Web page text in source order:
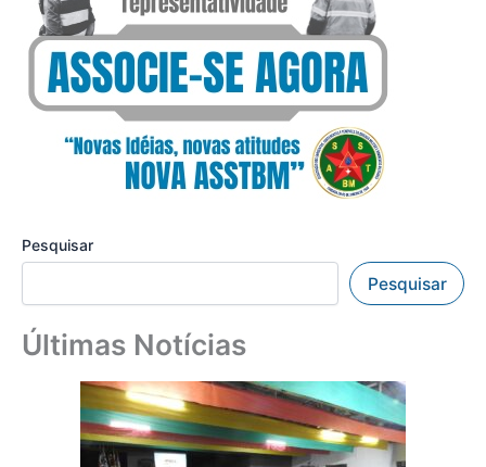
Pesquisar
Pesquisar
Últimas Notícias